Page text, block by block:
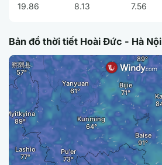
19.86 8.13 7.56
Bản đồ thời tiết Hoài Đức - Hà Nội